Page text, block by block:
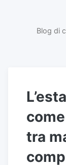
Blog di
tra